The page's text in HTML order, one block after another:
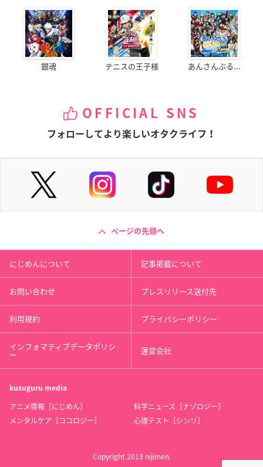
銀魂 テニスの王子様 あんさんぶる...
OFFICIAL SNS
フォローしてより楽しいオタクライフ！
ページの先頭へ
にじめんについて 記事掲載について
お問い合わせ プレスリリース送付先
利用規約 プライバシーポリシー
インフォマティブデータポリシ
ー 運営会社
kusuguru media
アニメ情報［にじめん］
科学ニュース［ナゾロジー］
メンタルケア［ココロジー］
心理テスト［シンリ］
Copyright 2013 nijimen.